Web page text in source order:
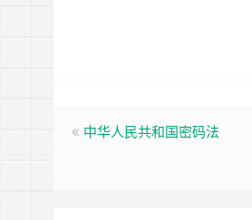
中华人民共和国密码法